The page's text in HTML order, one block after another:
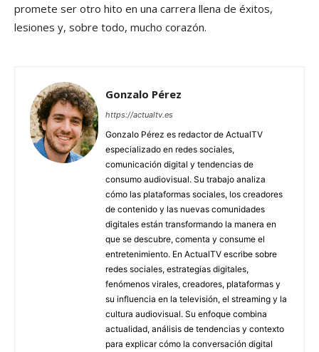
promete ser otro hito en una carrera llena de éxitos,
lesiones y, sobre todo, mucho corazón.
Gonzalo Pérez
https://actualtv.es
Gonzalo Pérez es redactor de ActualTV
especializado en redes sociales,
comunicación digital y tendencias de
consumo audiovisual. Su trabajo analiza
cómo las plataformas sociales, los creadores
de contenido y las nuevas comunidades
digitales están transformando la manera en
que se descubre, comenta y consume el
entretenimiento. En ActualTV escribe sobre
redes sociales, estrategias digitales,
fenómenos virales, creadores, plataformas y
su influencia en la televisión, el streaming y la
cultura audiovisual. Su enfoque combina
actualidad, análisis de tendencias y contexto
para explicar cómo la conversación digital